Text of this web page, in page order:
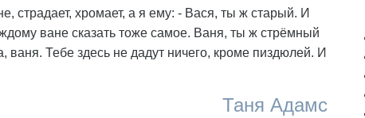
страдает, хромает, а я ему: - Вася, ты ж старый. И
ване сказать тоже самое. Ваня, ты ж стрёмный
Тебе здесь не дадут ничего, кроме пиздюлей. И
Таня Адамс